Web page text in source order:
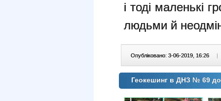
і тоді маленькі
людьми й
Опубліковано: 3-06-2019, 16:26 |
Геокешинг в ДНЗ № 69 до